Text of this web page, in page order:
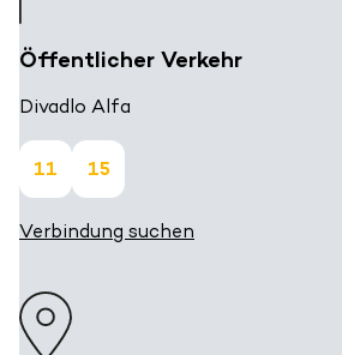
Öffentlicher Verkehr
Divadlo Alfa
11 15
Verbindung suchen